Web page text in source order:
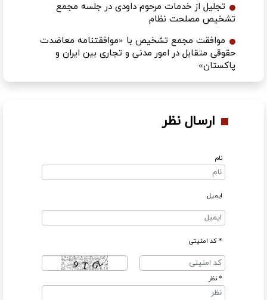
تجلیل از خدمات مرحوم داودی در جلسه مجمع
تشخیص مصلحت نظام
موافقت مجمع تشخیص با «موافقتنامه معاضدت
حقوقی متقابل در امور مدنی و تجاری بین ایران و
پاکستان»
ارسال نظر
نام
ایمیل
* کد امنیتی
* نظر